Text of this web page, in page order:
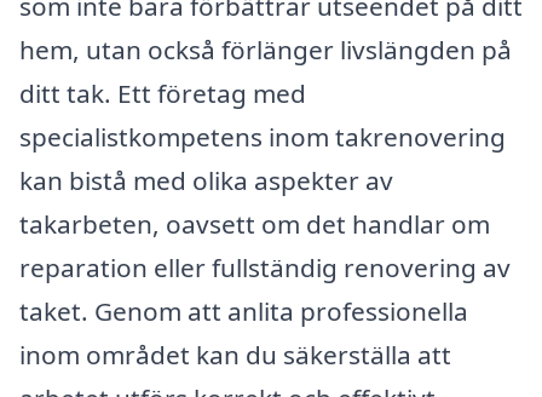
hem, utan också förlänger livslängden på
ditt tak. Ett företag med
specialistkompetens inom takrenovering
kan bistå med olika aspekter av
takarbeten, oavsett om det handlar om
reparation eller fullständig renovering av
taket. Genom att anlita professionella
inom området kan du säkerställa att